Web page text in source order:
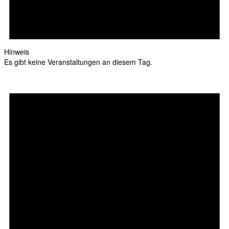
Hinweis
Es gibt keine Veranstaltungen an diesem Tag.